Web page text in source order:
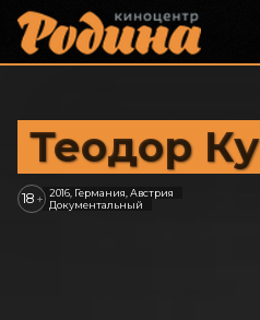
Теодор
18 + 2016, Германия, Австрия
Документальный